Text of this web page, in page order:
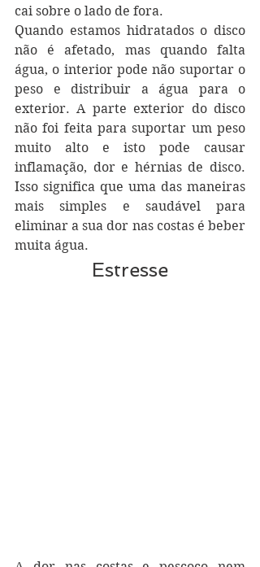
cai sobre o lado de fora.
Quando estamos hidratados o disco
não é afetado, mas quando falta
água, o interior pode não suportar o
peso e distribuir a água para o
exterior. A parte exterior do disco
não foi feita para suportar um peso
muito alto e isto pode causar
inflamação, dor e hérnias de disco.
Isso significa que uma das maneiras
mais simples e saudável para
eliminar a sua dor nas costas é beber
muita água.
Estresse